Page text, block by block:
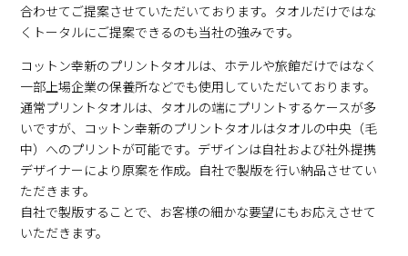
合わせてご提案させていただいております。タオルだけではな
くトータルにご提案できるのも当社の強みです。
コットン幸新のプリントタオルは、ホテルや旅館だけではなく
一部上場企業の保養所などでも使用していただいております。
通常プリントタオルは、タオルの端にプリントするケースが多
いですが、コットン幸新のプリントタオルはタオルの中央（毛
中）へのプリントが可能です。デザインは自社および社外提携
デザイナーにより原案を作成。自社で製版を行い納品させてい
ただきます。
自社で製版することで、お客様の細かな要望にもお応えさせて
いただきます。